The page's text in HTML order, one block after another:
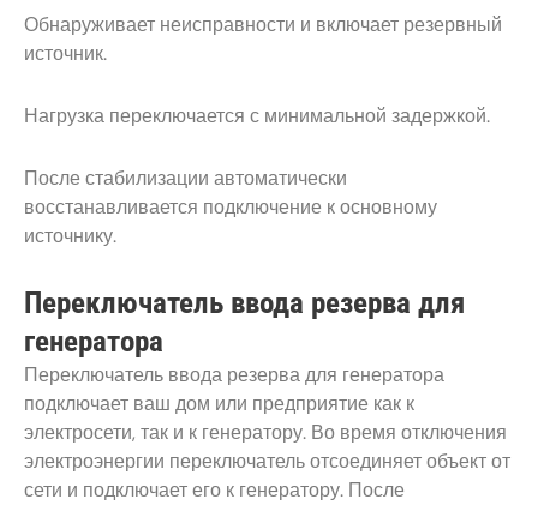
Обнаруживает неисправности и включает резервный
источник.
Нагрузка переключается с минимальной задержкой.
После стабилизации автоматически
восстанавливается подключение к основному
источнику.
Переключатель ввода резерва для
генератора
Переключатель ввода резерва для генератора
подключает ваш дом или предприятие как к
электросети, так и к генератору. Во время отключения
электроэнергии переключатель отсоединяет объект от
сети и подключает его к генератору. После